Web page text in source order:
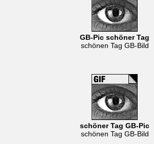
GB-Pic schöner Tag
schönen Tag GB-Bild
schöner Tag GB-Pic
schönen Tag GB-Bild